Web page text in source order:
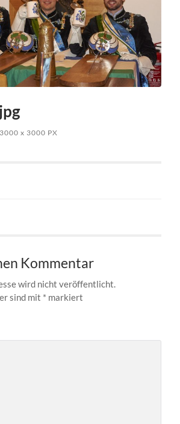
3000x 3000 PX
Kommentar
wird nicht veröffentlicht.
sind mit * markiert